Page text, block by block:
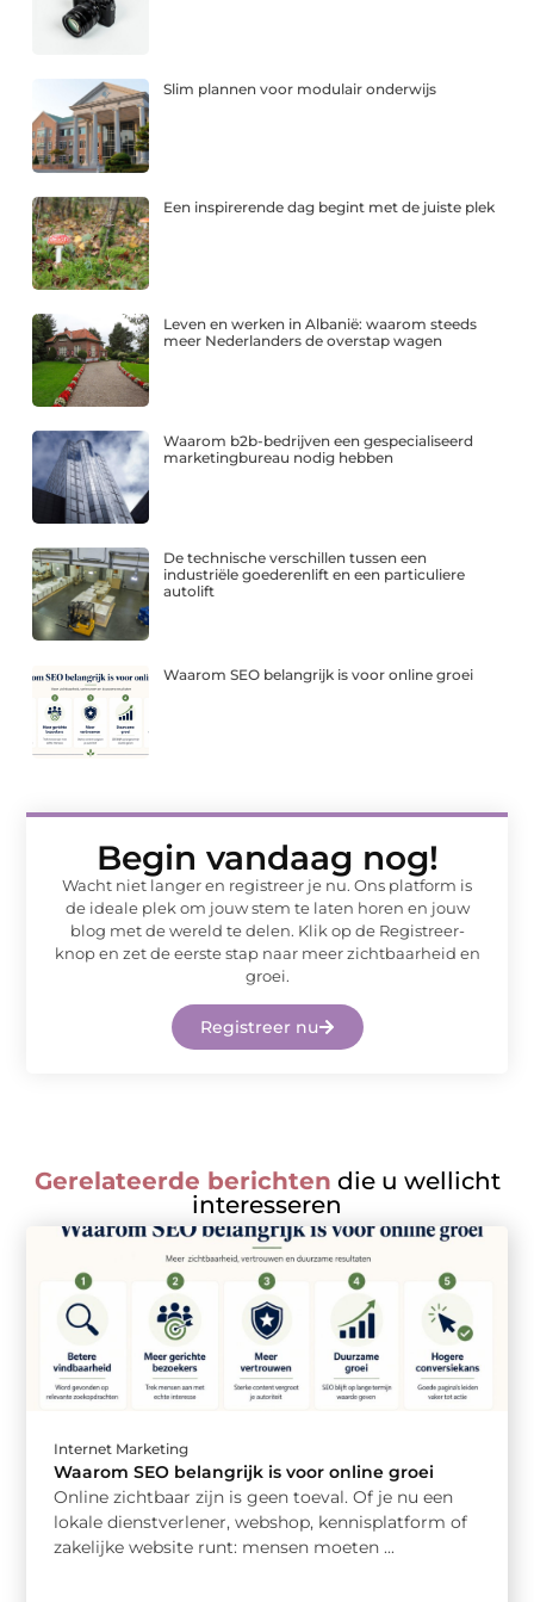
Slim plannen voor modulair onderwijs
Een inspirerende dag begint met de juiste plek
Leven en werken in Albanië: waarom steeds
meer Nederlanders de overstap wagen
Waarom b2b-bedrijven een gespecialiseerd
marketingbureau nodig hebben
De technische verschillen tussen een
industriële goederenlift en een particuliere
autolift
Waarom SEO belangrijk is voor online groei
Begin vandaag nog!
Wacht niet langer en registreer je nu. Ons platform is
de ideale plek om jouw stem te laten horen en jouw
blog met de wereld te delen. Klik op de Registreer-
knop en zet de eerste stap naar meer zichtbaarheid en
groei.
Registreer nu
Gerelateerde berichten die u wellicht
interesseren
Internet Marketing
Waarom SEO belangrijk is voor online groei
Online zichtbaar zijn is geen toeval. Of je nu een
lokale dienstverlener, webshop, kennisplatform of
zakelijke website runt: mensen moeten ...